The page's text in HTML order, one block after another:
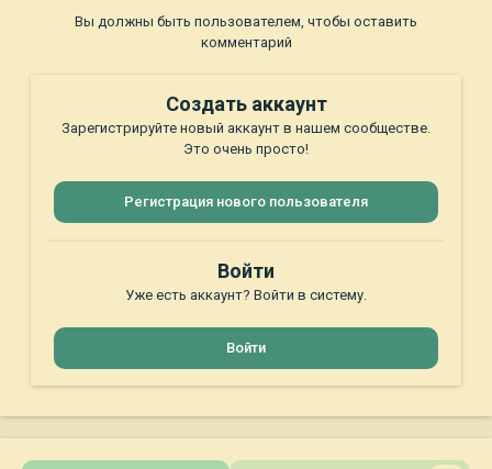
Вы должны быть пользователем, чтобы оставить
комментарий
Создать аккаунт
Зарегистрируйте новый аккаунт в нашем сообществе.
Это очень просто!
Регистрация нового пользователя
Войти
Уже есть аккаунт? Войти в систему.
Войти